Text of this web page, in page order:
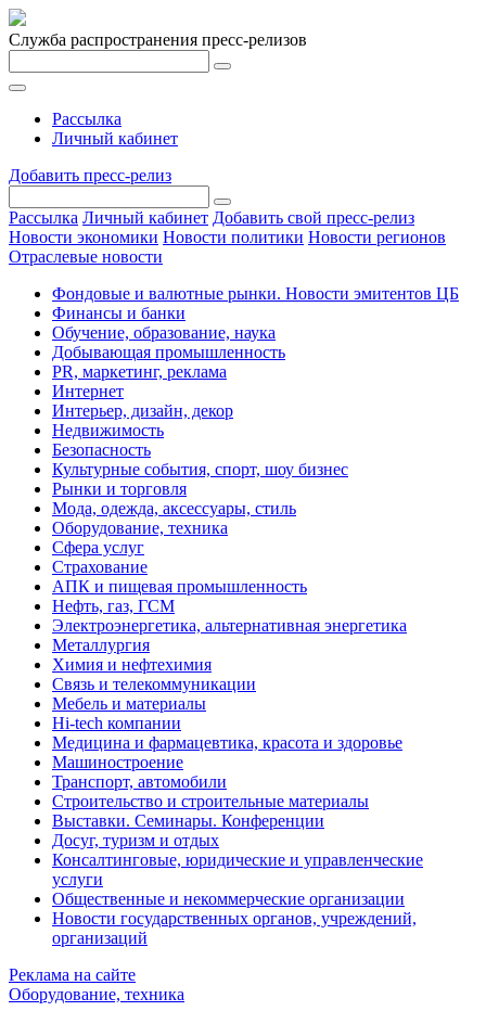
Служба распространения пресс-релизов
Рассылка
Личный кабинет
Добавить пресс-релиз
Рассылка Личный кабинет Добавить свой пресс-релиз
Новости экономики Новости политики Новости регионов
Отраслевые новости
Фондовые и валютные рынки. Новости эмитентов ЦБ
Финансы и банки
Обучение, образование, наука
Добывающая промышленность
PR, маркетинг, реклама
Интернет
Интерьер, дизайн, декор
Недвижимость
Безопасность
Культурные события, спорт, шоу бизнес
Рынки и торговля
Мода, одежда, аксессуары, стиль
Оборудование, техника
Сфера услуг
Страхование
АПК и пищевая промышленность
Нефть, газ, ГСМ
Электроэнергетика, альтернативная энергетика
Металлургия
Химия и нефтехимия
Связь и телекоммуникации
Мебель и материалы
Hi-tech компании
Медицина и фармацевтика, красота и здоровье
Машиностроение
Транспорт, автомобили
Строительство и строительные материалы
Выставки. Семинары. Конференции
Досуг, туризм и отдых
Консалтинговые, юридические и управленческие
услуги
Общественные и некоммерческие организации
Новости государственных органов, учреждений,
организаций
Реклама на сайте
Оборудование, техника